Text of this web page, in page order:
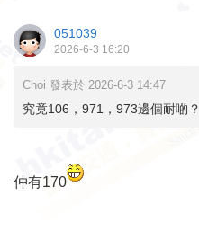
051039
2026-6-3 16:20
Choi 發表於 2026-6-3 14:47
究竟106，971，973邊個耐啲？
仲有170